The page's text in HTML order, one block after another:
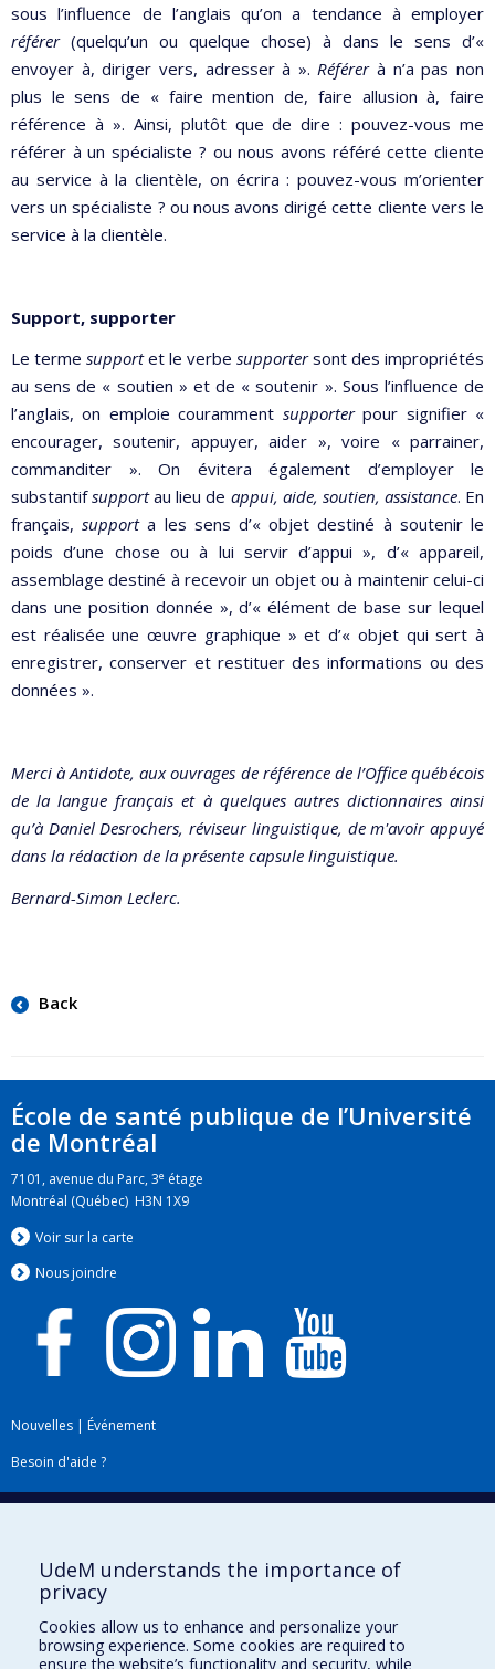
sous l’influence de l’anglais qu’on a tendance à employer
référer(quelqu’un ou quelque chose) à dans le sens d’«
envoyer à, diriger vers, adresser à ». Référerà n’a pas non
plus le sens de « faire mention de, faire allusion à, faire
référence à ». Ainsi, plutôt que de dire : pouvez-vous me
référer à un spécialiste ? ou nous avons référé cette cliente
au service à la clientèle, on écrira : pouvez-vous m’orienter
vers un spécialiste ? ou nous avons dirigé cette cliente vers le
service à la clientèle.
Support, supporter
Le terme supportet le verbe supportersont des impropriétés
au sens de « soutien » et de « soutenir ». Sous l’influence de
l’anglais, on emploie couramment supporterpour signifier «
encourager, soutenir, appuyer, aider », voire « parrainer,
commanditer ». On évitera également d’employer le
substantifsupportau lieu de appui, aide, soutien, assistance. En
français,supporta les sens d’« objet destiné à soutenir le
poids d’une chose ou à lui servir d’appui », d’« appareil,
assemblage destiné à recevoir un objet ou à maintenir celui-ci
dans une position donnée », d’« élément de base sur lequel
est réalisée une œuvre graphique » et d’« objet qui sert à
enregistrer, conserver et restituer des informations ou des
données ».
Merci à Antidote, aux ouvrages de référence de l’Office québécois
de la langue français et à quelques autres dictionnaires ainsi
qu’à Daniel Desrochers, réviseur linguistique, de m'avoir appuyé
dans la rédaction de la présente capsule linguistique.
Bernard-Simon Leclerc.
Back
École de santé publique de l’Université
de Montréal
7101, avenue du Parc, 3e étage
Montréal (Québec) H3N 1X9
Voir sur la carte
Nous joindre
Nouvelles | Événement
Besoin d'aide ?
Plan du site|Accessibilité
Téléchargez les logos de l'ESPUM
UdeM understands the importance of
privacy
Cookies allow us to enhance and personalize your
browsing experience. Some cookies are required to
ensure the website’s functionality and security, while